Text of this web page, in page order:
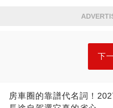
下
房車圈的靠譜代名詞！